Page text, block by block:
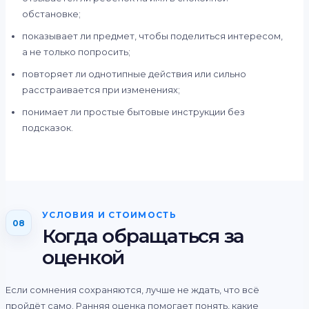
обстановке;
показывает ли предмет, чтобы поделиться интересом,
а не только попросить;
повторяет ли однотипные действия или сильно
расстраивается при изменениях;
понимает ли простые бытовые инструкции без
подсказок.
08
УСЛОВИЯ И СТОИМОСТЬ
Когда обращаться за
оценкой
Если сомнения сохраняются, лучше не ждать, что всё
пройдёт само. Ранняя оценка помогает понять, какие